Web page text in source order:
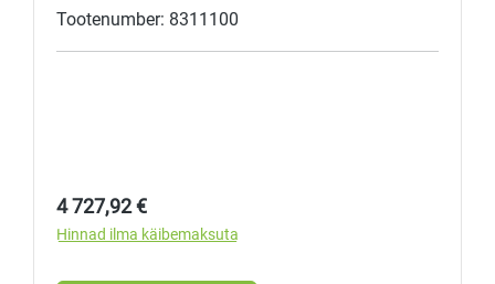
Tootenumber: 8311100
Tavahind:
4 727,92 €
Hinnad ilma käibemaksuta